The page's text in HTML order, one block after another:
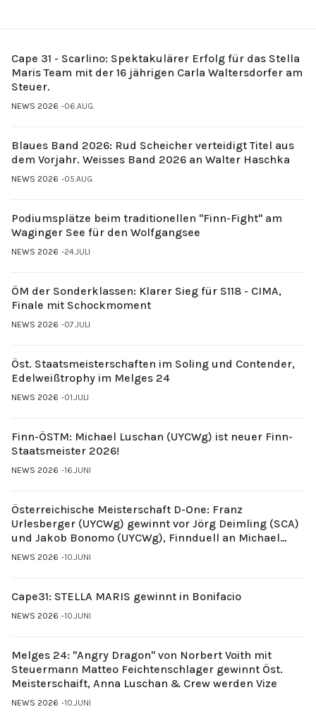
Cape 31 - Scarlino: Spektakulärer Erfolg für das Stella
Maris Team mit der 16 jährigen Carla Waltersdorfer am
Steuer.
NEWS 2026 06.AUG.
Blaues Band 2026: Rud Scheicher verteidigt Titel aus
dem Vorjahr. Weisses Band 2026 an Walter Haschka
NEWS 2026 05.AUG.
Podiumsplätze beim traditionellen "Finn-Fight" am
Waginger See für den Wolfgangsee
NEWS 2026 24.JULI
ÖM der Sonderklassen: Klarer Sieg für S118 - CIMA,
Finale mit Schockmoment
NEWS 2026 07.JULI
Öst. Staatsmeisterschaften im Soling und Contender,
Edelweißtrophy im Melges 24
NEWS 2026 01.JULI
Finn-ÖSTM: Michael Luschan (UYCWg) ist neuer Finn-
Staatsmeister 2026!
NEWS 2026 16.JUNI
Österreichische Meisterschaft D-One: Franz
Urlesberger (UYCWg) gewinnt vor Jörg Deimling (SCA)
und Jakob Bonomo (UYCWg), Finnduell an Michael
Gubi (UYCMo)
NEWS 2026 10.JUNI
Cape31: STELLA MARIS gewinnt in Bonifacio
NEWS 2026 10.JUNI
Melges 24: "Angry Dragon" von Norbert Voith mit
Steuermann Matteo Feichtenschlager gewinnt Öst.
Meisterschaift, Anna Luschan & Crew werden Vize
NEWS 2026 10.JUNI